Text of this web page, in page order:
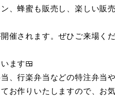
、蜂蜜も販売し、楽しい販
催されます。ぜひご来場く
ます🍱
、行楽弁当などの特注弁当
お作りいたしますので、お